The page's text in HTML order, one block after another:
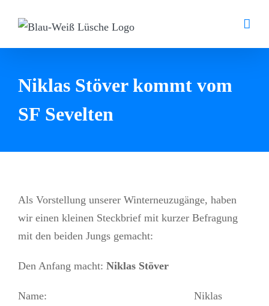
Inhalt
Niklas Stöver kommt vom
SF Sevelten
Als Vorstellung unserer Winterneuzugänge, haben
wir einen kleinen Steckbrief mit kurzer Befragung
mit den beiden Jungs gemacht:
Den Anfang macht: Niklas Stöver
Name: Niklas